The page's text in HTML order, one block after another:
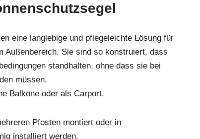
eine langlebige und pflegeleichte Lösung für
Außenbereich. Sie sind so konstruiert, dass
standhalten, ohne dass sie bei
müssen.
Balkone oder als Carport.
Pfosten montiert oder in
installiert werden.